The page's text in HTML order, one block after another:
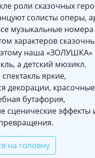
роли сказочных
солисты оперы,
музыкальные номера
характеров
наша «ЗОЛУШКА»
а детский мюзикл.
яркие,
декорации, красочные
бутафория,
сценические эффекты
на головну